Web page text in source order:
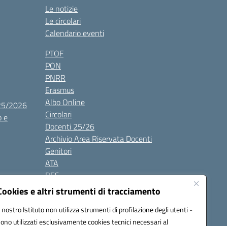
e altri strumenti di tracciamento
nostro Istituto non utilizza strumenti di profilazione degli utenti -
utilizzati esclusivamente cookies tecnici necessari al
2026
e
Le notizie
Le circolari
Calendario eventi
PTOF
PON
PNRR
Erasmus
Albo Online
Circolari
Docenti 25/26
Archivio Area Riservata Docenti
Genitori
ATA
BES
Modulistica
Gallery